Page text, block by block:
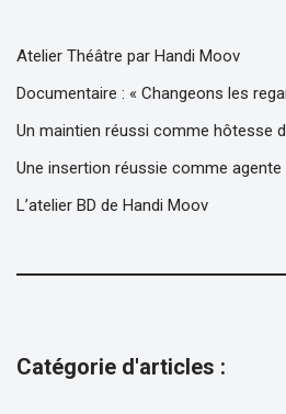
Atelier Théâtre par Handi Moov
Documentaire : « Changeons les
Un maintien réussi comme hôtesse
Une insertion réussie comme agente
L’atelier BD de Handi Moov
Catégorie d'articles :